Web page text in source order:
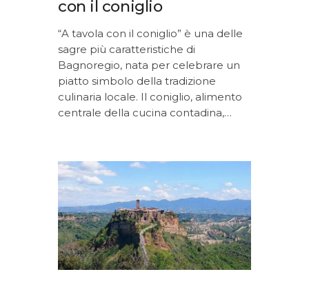
con il coniglio
“A tavola con il coniglio” è una delle
sagre più caratteristiche di
Bagnoregio, nata per celebrare un
piatto simbolo della tradizione
culinaria locale. Il coniglio, alimento
centrale della cucina contadina,…